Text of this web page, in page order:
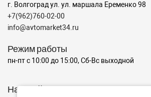
г. Волгоград ул. ул. маршала Еременко 98
+7(962)760-02-00
info@avtomarket34.ru
Режим работы
пн-пт с 10:00 до 15:00, Сб-Вс выходной
Наш рейтинг на Яндексе